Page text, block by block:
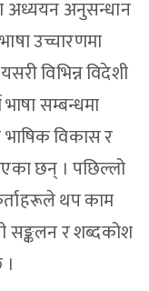
अध्ययन अनुसन्धान
उच्चारणमा
विभिन्न विदेशी
सम्बन्धमा
विकास र
छन् । पछिल्लो
थप काम
सङ्कलन र शब्दकोश